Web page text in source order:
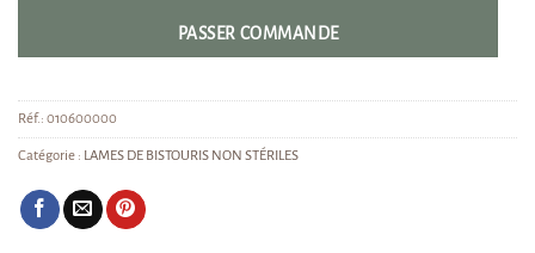
PASSER COMMANDE
Réf.: 010600000
Catégorie : LAMES DE BISTOURIS NON STÉRILES